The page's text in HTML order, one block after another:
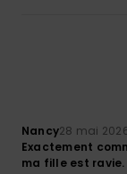
Nancy28 mai
Exactement
ma fille est ravie.